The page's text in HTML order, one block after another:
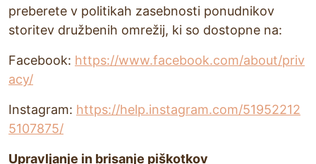
preberete v politikah zasebnosti ponudnikov
storitev družbenih omrežij, ki so dostopne na:
Facebook: https://www.facebook.com/about/priv
acy/
Instagram: https://help.instagram.com/51952212
5107875/
Upravljanje in brisanje piškotkov